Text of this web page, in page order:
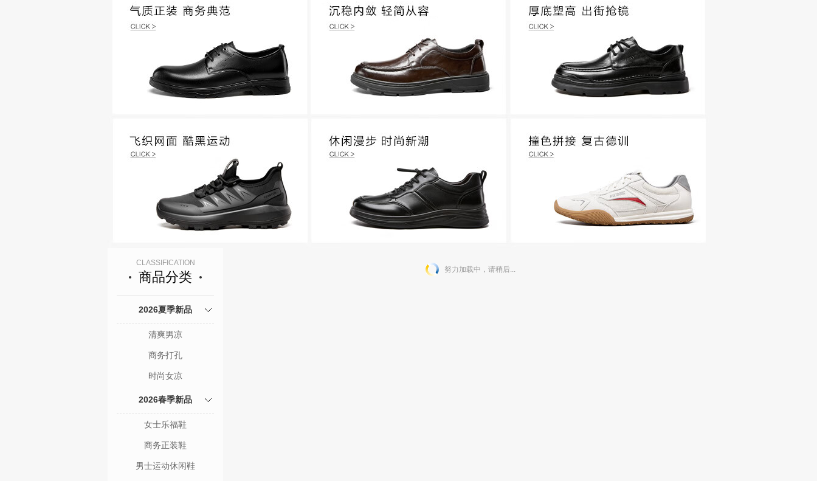
CLASSIFICATION
商品分类
2026夏季新品
清爽男凉
商务打孔
时尚女凉
2026春季新品
女士乐福鞋
商务正装鞋
男士运动休闲鞋
努力加载中，请稍后...